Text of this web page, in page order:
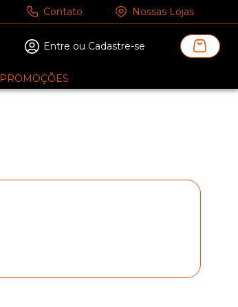
Contato Nossas Lojas
Entre ou Cadastre-se
PROMOÇÕES